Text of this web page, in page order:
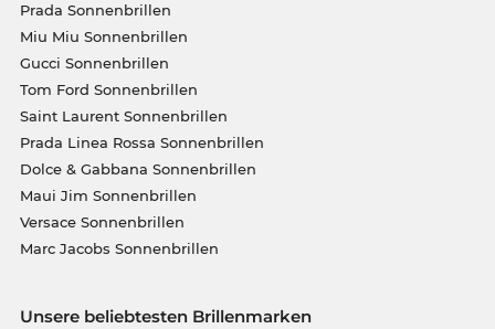
Prada Sonnenbrillen
Miu Miu Sonnenbrillen
Gucci Sonnenbrillen
Tom Ford Sonnenbrillen
Saint Laurent Sonnenbrillen
Prada Linea Rossa Sonnenbrillen
Dolce & Gabbana Sonnenbrillen
Maui Jim Sonnenbrillen
Versace Sonnenbrillen
Marc Jacobs Sonnenbrillen
Unsere beliebtesten Brillenmarken